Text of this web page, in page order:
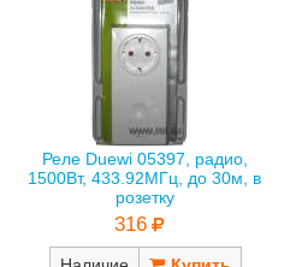
Реле Duewi 05397, радио,
1500Вт, 433.92МГц, до 30м, в
розетку
316